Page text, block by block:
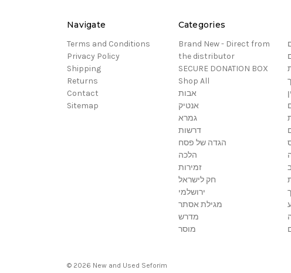
Navigate
Terms and Conditions
Privacy Policy
Shipping
Returns
Contact
Sitemap
Categories
Brand New - Direct from
the distributor
SECURE DONATION BOX
Shop All
אבות
אנטיק
גמרא
דרשות
הגדה של פסח
הלכה
זמירות
חק לישראל
ירושלמי
מגילת אסתר
מדרש
מוסר
© 2026 New and Used Seforim